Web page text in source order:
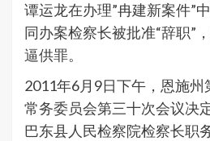
谭运龙在办理”冉建新案件”
同办案检察长被批准“辞职”
逼供罪。
2011年6月9日下午，恩施
常务委员会第三十次会议决
巴东县人民检察院检察长职